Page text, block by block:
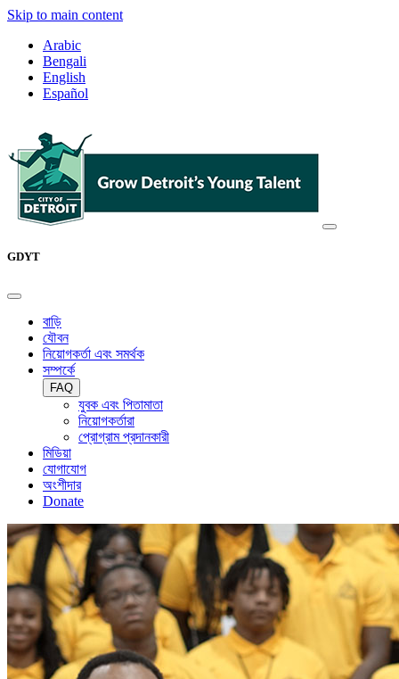
Skip to main content
Arabic
Bengali
English
Español
GDYT
বাড়ি
যৌবন
নিয়োগকর্তা এবং সমর্থক
সম্পর্কে
FAQ
যুবক এবং পিতামাতা
নিয়োগকর্তারা
প্রোগ্রাম প্রদানকারী
মিডিয়া
যোগাযোগ
অংশীদার
Donate